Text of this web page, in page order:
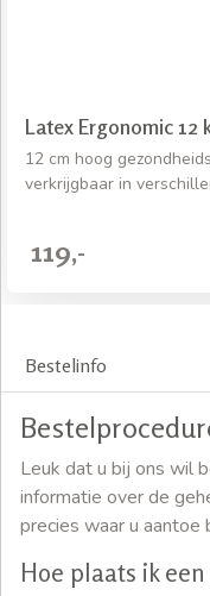
Latex Ergonomic 12
12 cm hoog
verkrijgbaar in
119,-
Bestelinfo
Leuk dat u bij ons wil
informatie over de
precies waar u aantoe
Hoe plaats ik